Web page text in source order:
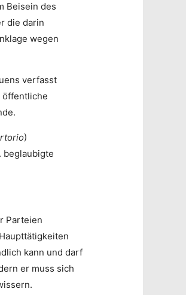
Beisein des
die darin
wegen
verfasst
öffentliche
)
beglaubigte
Parteien
kann und darf
er muss sich